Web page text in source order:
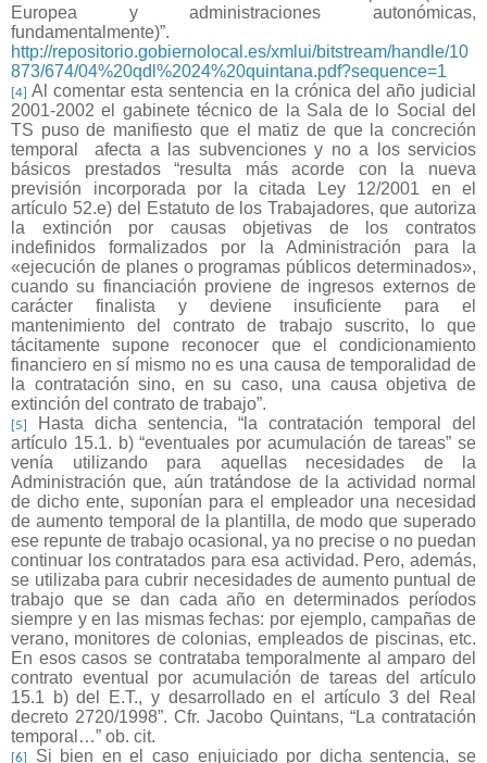
Europea y administraciones autonómicas,
fundamentalmente)”.
http://repositorio.gobiernolocal.es/xmlui/bitstream/handle/10
873/674/04%20qdl%2024%20quintana.pdf?sequence=1
[4] Al comentar esta sentencia en la crónica del año judicial
2001-2002 el gabinete técnico de la Sala de lo Social del
TS puso de manifiesto que el matiz de que la concreción
temporal
afecta a las subvenciones y no a los servicios
básicos prestados “resulta más acorde con la nueva
previsión incorporada por la citada Ley 12/2001 en el
artículo 52.e) del Estatuto de los Trabajadores, que autoriza
la extinción por causas objetivas de los contratos
indefinidos formalizados por la Administración para la
«ejecución de planes o programas públicos determinados»,
cuando su financiación proviene de ingresos externos de
carácter finalista y deviene insuficiente para el
mantenimiento del contrato de trabajo suscrito, lo que
tácitamente supone reconocer que el condicionamiento
financiero en sí mismo no es una causa de temporalidad de
la contratación sino, en su caso, una causa objetiva de
extinción del contrato de trabajo”.
[5]
Hasta dicha sentencia, “la contratación temporal del
artículo 15.1. b) “eventuales por acumulación de tareas” se
venía utilizando para aquellas necesidades de la
Administración que, aún tratándose de la actividad normal
de dicho ente, suponían para el empleador una necesidad
de aumento temporal de la plantilla, de modo que superado
ese repunte de trabajo ocasional, ya no precise o no puedan
continuar los contratados para esa actividad. Pero, además,
se utilizaba para cubrir necesidades de aumento puntual de
trabajo que se dan cada año en determinados períodos
siempre y en las mismas fechas: por ejemplo, campañas de
verano, monitores de colonias, empleados de piscinas, etc.
En esos casos se contrataba temporalmente al amparo del
contrato eventual por acumulación de tareas del artículo
15.1 b) del E.T., y desarrollado en el artículo 3 del Real
decreto 2720/1998”. Cfr. Jacobo Quintans, “La contratación
temporal…” ob. cit.
[6]
Si bien en el caso enjuiciado por dicha sentencia, se